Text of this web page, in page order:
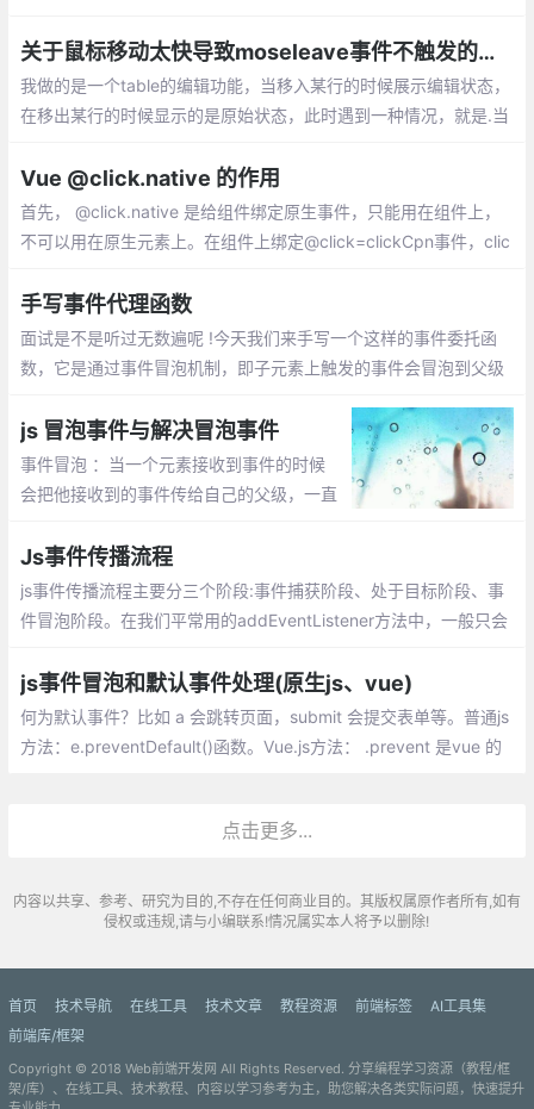
关于鼠标移动太快导致moseleave事件不触发的问题
我做的是一个table的编辑功能，当移入某行的时候展示编辑状态，
在移出某行的时候显示的是原始状态，此时遇到一种情况，就是.当
的mouseleave事件压根儿就没有执行。
Vue @click.native 的作用
首先， @click.native 是给组件绑定原生事件，只能用在组件上，
不可以用在原生元素上。在组件上绑定@click=clickCpn事件，clic
手写事件代理函数
面试是不是听过无数遍呢 !今天我们来手写一个这样的事件委托函
数，它是通过事件冒泡机制，即子元素上触发的事件会冒泡到父级
js 冒泡事件与解决冒泡事件
事件冒泡 ：当一个元素接收到事件的时候
会把他接收到的事件传给自己的父级，一直
topPropagation(); window.event.cancelB
ubble=true;
Js事件传播流程
js事件传播流程主要分三个阶段:事件捕获阶段、处于目标阶段、事
件冒泡阶段。在我们平常用的addEventListener方法中，一般只会
行的函数
js事件冒泡和默认事件处理(原生js、vue)
何为默认事件？比如 a 会跳转页面，submit 会提交表单等。普通js
方法：e.preventDefault()函数。Vue.js方法： .prevent 是vue 的
点击更多...
内容以共享、参考、研究为目的,不存在任何商业目的。其版权属原作者所有,如有
侵权或违规,请与小编联系!情况属实本人将予以删除!
首页 技术导航 在线工具 技术文章 教程资源 前端标签
AI工具集
前端库/框架